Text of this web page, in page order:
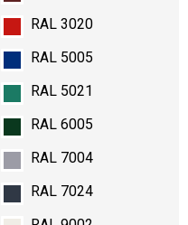
RAL 3020
RAL 5005
RAL 5021
RAL 6005
RAL 7004
RAL 7024